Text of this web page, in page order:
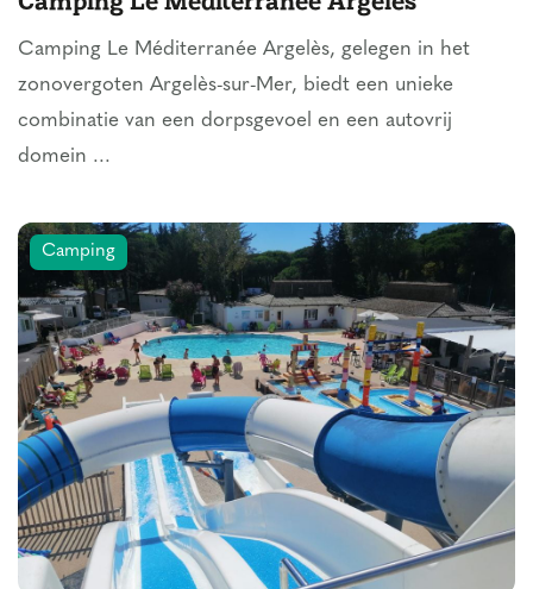
Camping Le Méditerranée Argelès, gelegen in het
zonovergoten Argelès-sur-Mer, biedt een unieke
combinatie van een dorpsgevoel en een autovrij
domein ...
Camping